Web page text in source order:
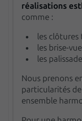
réalisations
comme :
les
les brise-
les
Nous prenons
particularités
ensemble